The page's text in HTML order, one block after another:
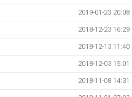
2019-01-23 20:08
2018-12-23 16:29
2018-12-13 11:40
2018-12-03 15:01
2018-11-08 14:31